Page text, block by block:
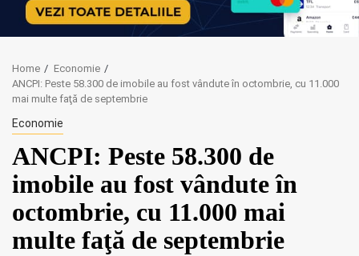
Home
Economie
ANCPI: Peste 58.300 de imobile au fost vândute în octombrie, cu 11.000
mai multe faţă de septembrie
Economie
ANCPI: Peste 58.300 de
imobile au fost vândute în
octombrie, cu 11.000 mai
multe faţă de septembrie